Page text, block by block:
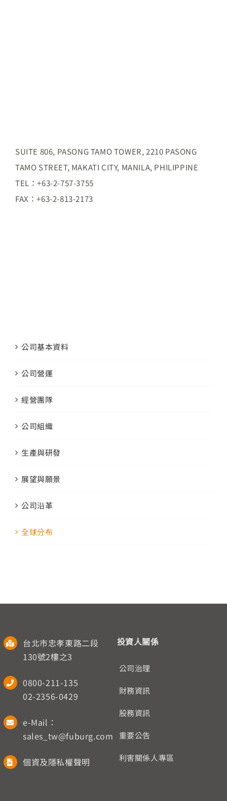
SUITE 806, PASONG TAMO TOWER, 2210 PASONG
TAMO STREET, MAKATI CITY, MANILA, PHILIPPINE
TEL：+63-2-757-3755
FAX：+63-2-813-2173
公司基本資料
公司營運
經營團隊
公司組織
生產與研發
展望與願景
公司沿革
全球分布
台北市忠孝東路二段
130號2樓之3
0800-211-135
02-2356-0429
e-Mail：
sales_tw@fuburg.com
個資及隱私權聲明
投資人關係
公司治理
財務資訊
股務資訊
重要公告
利害關係人專區